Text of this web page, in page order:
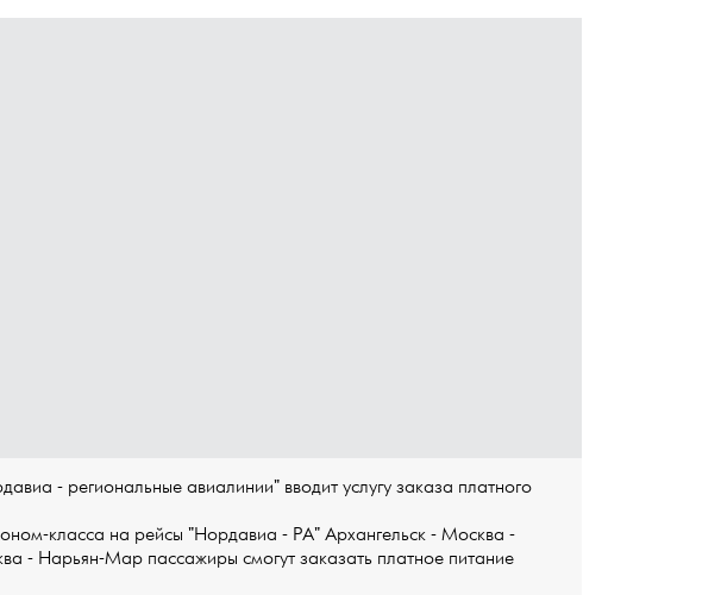
- региональные авиалинии" вводит услугу заказа платного
класса на рейсы "Нордавиа - РА" Архангельск - Москва -
- Нарьян-Мар пассажиры смогут заказать платное питание